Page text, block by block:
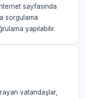
sayfasında
sorgulama
yapılabilir.
vatandaşlar,